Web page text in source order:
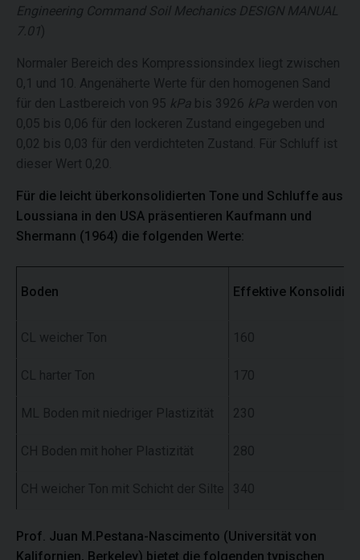
Engineering Command Soil Mechanics DESIGN MANUAL
7.01)
Normaler Bereich des Kompressionsindex liegt zwischen
0,1 und 10. Angenäherte Werte für den homogenen Sand
für den Lastbereich von 95 kPa bis 3926 kPa werden von
0,05 bis 0,06 für den lockeren Zustand eingegeben und
0,02 bis 0,03 für den verdichteten Zustand. Für Schluff ist
dieser Wert 0,20.
Für die leicht überkonsolidierten Tone und Schluffe aus
Loussiana in den USA präsentieren Kaufmann und
Shermann (1964) die folgenden Werte:
Boden Effektive
CL weicher Ton 160
CL harter Ton 170
ML Boden mit niedriger Plastizität 230
CH Boden mit hoher Plastizität 280
CH weicher Ton mit Schicht der Silte 340
Prof. Juan M.Pestana-Nascimento (Universität von
Kalifornien, Berkeley) bietet die folgenden typischen